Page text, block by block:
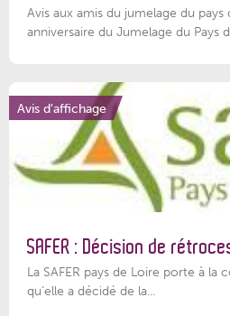
Avis aux amis du jumelage du
anniversaire du Jumelage du Pays
Avis d'affichage
SAFER : Décision de
La SAFER pays de Loire porte à la
qu’elle a décidé de la...